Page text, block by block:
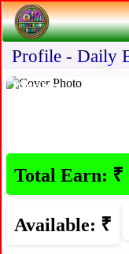
Profile - Daily
User Id:-,
Total Earn: ₹
Available: ₹